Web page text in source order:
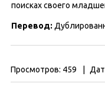
поисках своего
Перевод:
Просмотров: 459